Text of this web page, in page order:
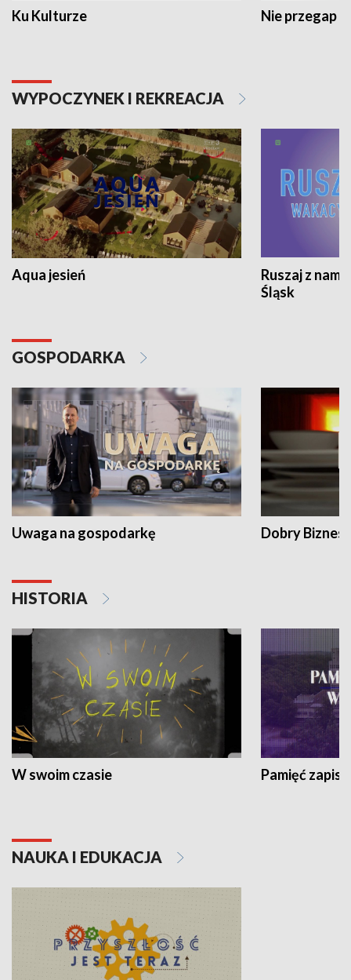
Ku Kulturze Nie przegap
WYPOCZYNEK I REKREACJA
Aqua jesień
Ruszaj z
Śląsk
GOSPODARKA
Uwaga na gospodarkę Dobry Biznes
HISTORIA
W swoim czasie Pamięć
NAUKA I EDUKACJA